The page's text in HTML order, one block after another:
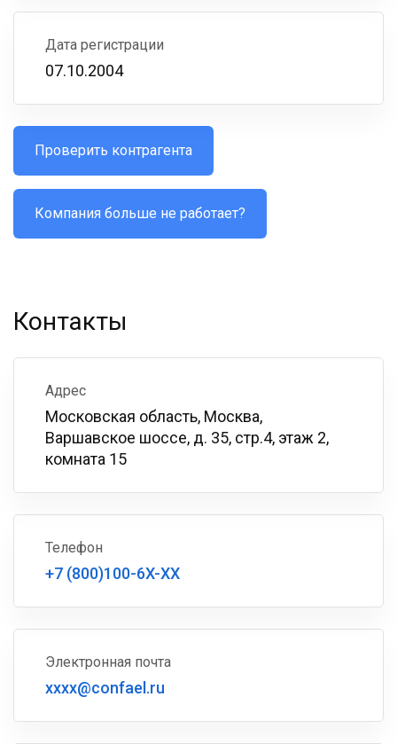
Дата регистрации
07.10.2004
Проверить контрагента
Компания больше не работает?
Контакты
Адрес
Московская область, Москва,
Варшавское шоссе, д. 35, стр.4, этаж 2,
комната 15
Телефон
+7 (800)100-6X-XX
Электронная почта
xxxx@confael.ru